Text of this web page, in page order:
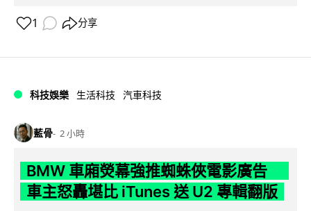
1 分享
科技娛樂 生活科技 汽車科技
藍骨 2 小時
BMW 車廂熒幕強推蜘蛛俠電影廣告
車主怒轟堪比 iTunes 送 U2 專輯翻版